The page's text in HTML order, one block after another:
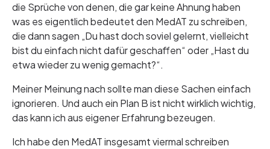
die Sprüche von denen, die gar keine Ahnung haben
was es eigentlich bedeutet den MedAT zu schreiben,
die dann sagen „Du hast doch soviel gelernt, vielleicht
bist du einfach nicht dafür geschaffen“ oder „Hast du
etwa wieder zu wenig gemacht?“.
Meiner Meinung nach sollte man diese Sachen einfach
ignorieren. Und auch ein Plan B ist nicht wirklich wichtig,
das kann ich aus eigener Erfahrung bezeugen.
Ich habe den MedAT insgesamt viermal schreiben